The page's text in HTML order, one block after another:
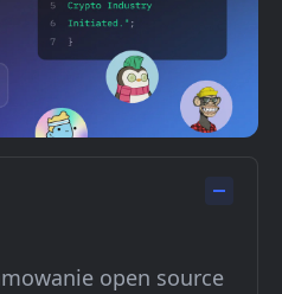
open source